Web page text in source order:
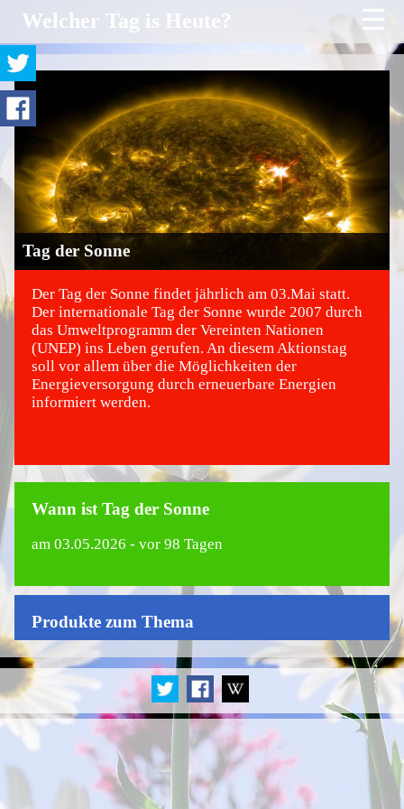
Welcher Tag is Heute? ☰
Tag der Sonne
©
Der Tag der Sonne findet jährlich am 03.Mai statt.
Der internationale Tag der Sonne wurde 2007 durch
das Umweltprogramm der Vereinten Nationen
(UNEP) ins Leben gerufen. An diesem Aktionstag
soll vor allem über die Möglichkeiten der
Energieversorgung durch erneuerbare Energien
informiert werden.
Wann ist Tag der Sonne
am 03.05.2026 - vor 98 Tagen
Produkte zum Thema